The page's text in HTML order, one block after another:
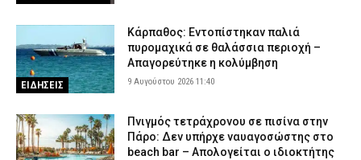
ΕΙΔΗΣΕΙΣ
Κάρπαθος: Εντοπίστηκαν παλιά
πυρομαχικά σε θαλάσσια περιοχή –
Απαγορεύτηκε η κολύμβηση
9 Αυγούστου 2026 11:40
Πνιγμός τετράχρονου σε πισίνα στην
Πάρο: Δεν υπήρχε ναυαγοσώστης στο
beach bar – Απολογείται ο ιδιοκτήτης